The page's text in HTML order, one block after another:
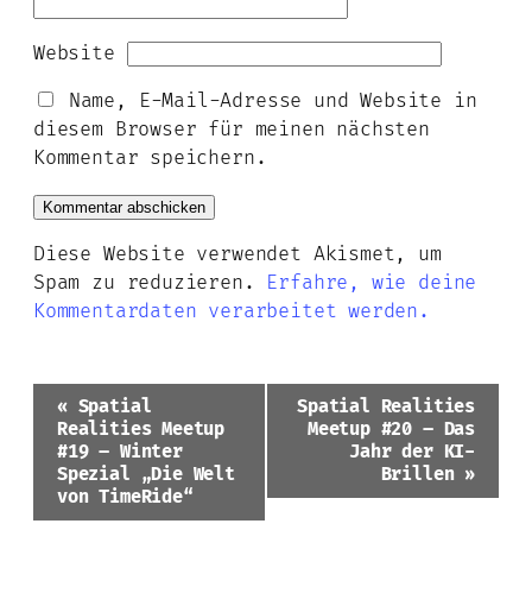
Website
Name, E-Mail-Adresse und Website in
diesem Browser für meinen nächsten
Kommentar speichern.
Diese Website verwendet Akismet, um
Spam zu reduzieren. Erfahre, wie deine
Kommentardaten verarbeitet werden.
Veranstaltung-
Navigation
«Spatial
Realities Meetup
#19 – Winter
Spezial „Die Welt
von TimeRide“
Spatial Realities
Meetup #20 – Das
Jahr der KI-
Brillen »